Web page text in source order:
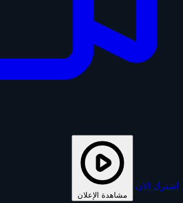
اشترك الآن
مشاهدة الإعلان